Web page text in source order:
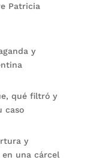
Patricia
y
qué filtró y
caso
y
una cárcel